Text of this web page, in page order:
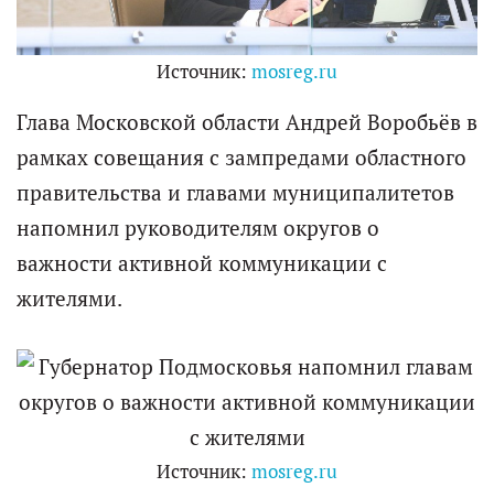
Источник: mosreg.ru
Глава Московской области Андрей Воробьёв в
рамках совещания с зампредами областного
правительства и главами муниципалитетов
напомнил руководителям округов о
важности активной коммуникации с
жителями.
Источник: mosreg.ru